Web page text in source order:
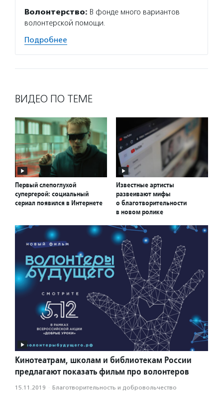
Волонтерство: В фонде много вариантов
волонтерской помощи.
Подробнее
ВИДЕО ПО ТЕМЕ
Первый слепоглухой
супергерой: социальный
сериал появился в Интернете
Известные артисты
развеивают мифы
о благотворительности
в новом ролике
Кинотеатрам, школам и библиотекам России
предлагают показать фильм про волонтеров
15.11.2019 · Благотвори­тель­ность и доброволь­чест­во